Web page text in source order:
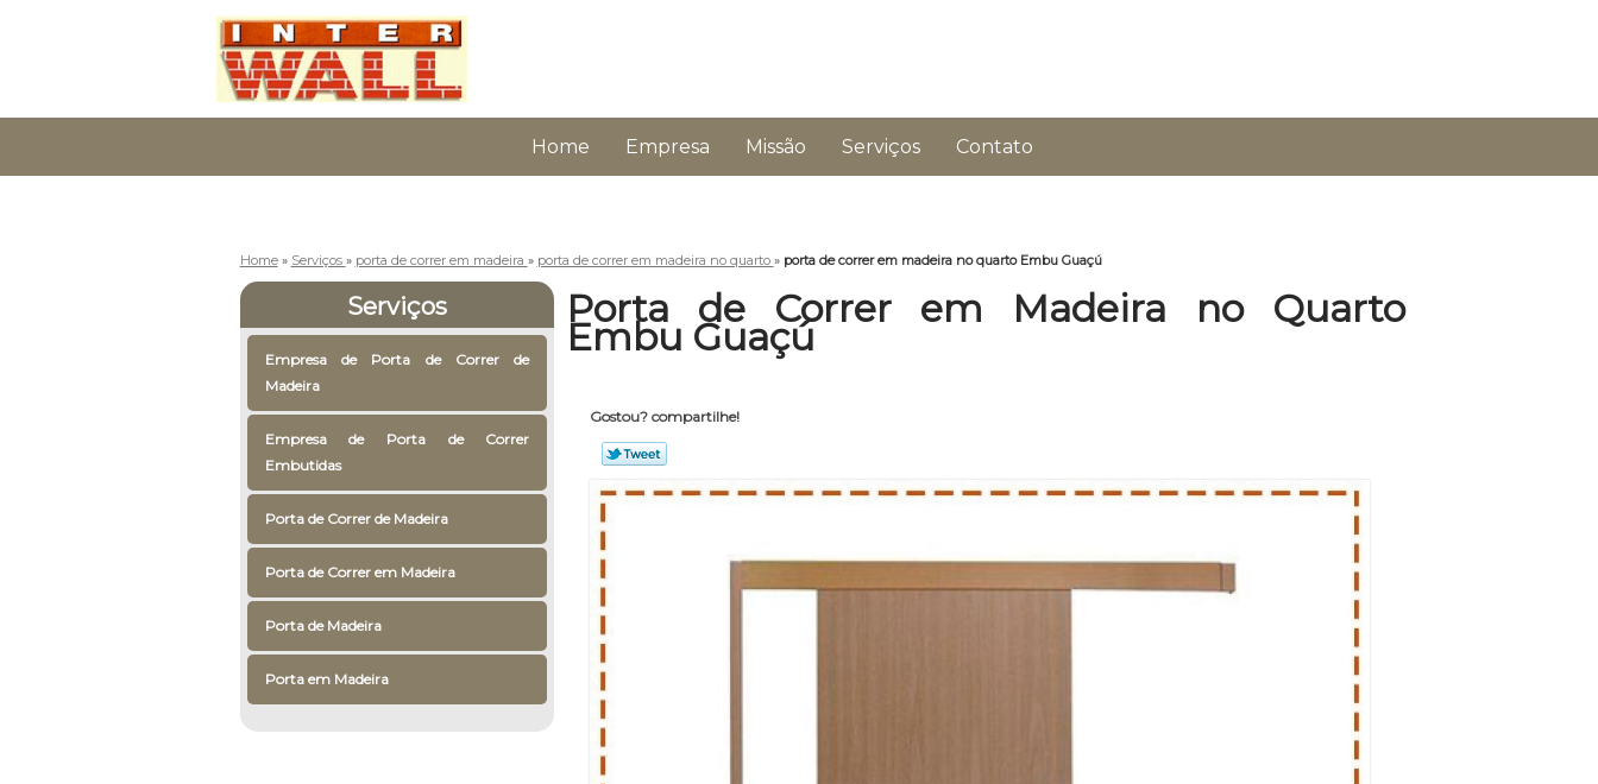
Home Empresa Missão Serviços Contato
Home » Serviços » porta de correr em madeira » porta de correr em madeira no quarto » porta de correr em madeira no quarto Embu Guaçú
Serviços
Empresa de Porta de Correr de
Madeira
Empresa de Porta de Correr
Embutidas
Porta de Correr de Madeira
Porta de Correr em Madeira
Porta de Madeira
Porta em Madeira
Porta de Correr em Madeira no Quarto
Embu Guaçú
Gostou? compartilhe!